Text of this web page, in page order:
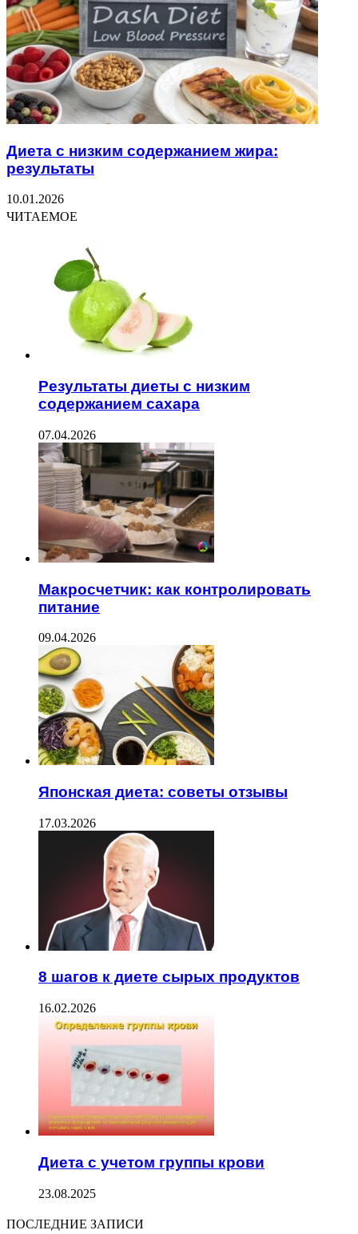
Диета с низким содержанием жира:
результаты
10.01.2026
ЧИТАЕМОЕ
Результаты диеты с низким
содержанием сахара
07.04.2026
Макросчетчик: как контролировать
питание
09.04.2026
Японская диета: советы отзывы
17.03.2026
8 шагов к диете сырых продуктов
16.02.2026
Диета с учетом группы крови
23.08.2025
ПОСЛЕДНИЕ ЗАПИСИ